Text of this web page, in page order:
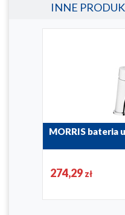
INNE
MORRIS bateria
274,29 zł